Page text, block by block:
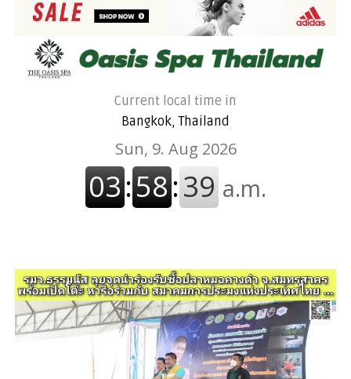
Current local time in
Bangkok, Thailand